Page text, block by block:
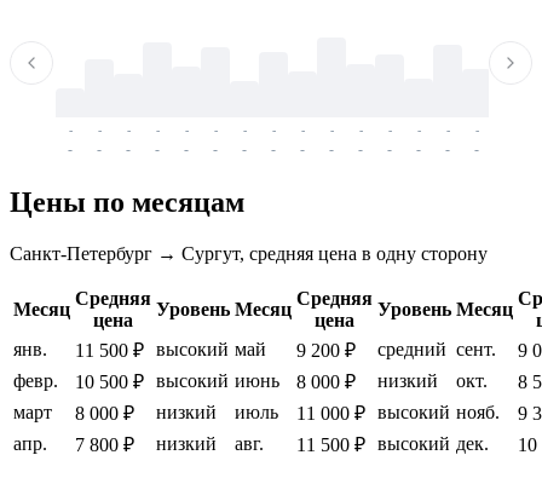
-
-
-
-
-
-
-
-
-
-
-
-
-
-
-
-
-
-
-
-
-
-
-
-
-
-
-
-
-
-
Цены по месяцам
Санкт-Петербург → Сургут, средняя цена в одну сторону
Месяц
Средняя
цена
Уровень Месяц
Средняя
цена
Уровень Месяц
янв.
11 500 ₽ высокий май 9 200 ₽ средний сент.
9
февр.
10 500 ₽ высокий июнь 8 000 ₽ низкий окт.
8
март
8 000 ₽ низкий июль 11 000 ₽ высокий нояб.
9
апр.
7 800 ₽ низкий авг. 11 500 ₽ высокий дек. 10